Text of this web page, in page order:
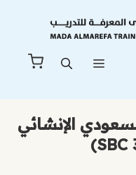
الإنشائي